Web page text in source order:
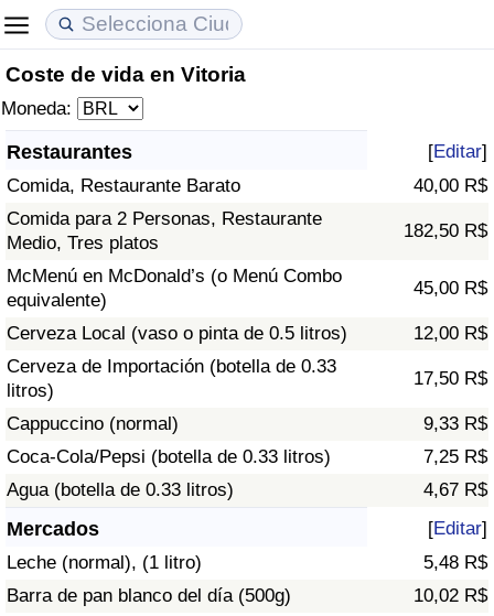
Coste de vida en Vitoria
Moneda:
Restaurantes [Editar]
Comida, Restaurante Barato
40,00 R$
Comida para 2 Personas, Restaurante
Medio, Tres platos
182,50 R$
McMenú en McDonald’s (o Menú Combo
equivalente)
45,00 R$
Cerveza Local (vaso o pinta de 0.5 litros)
12,00 R$
Cerveza de Importación (botella de 0.33
litros)
17,50 R$
Cappuccino (normal)
9,33 R$
Coca-Cola/Pepsi (botella de 0.33 litros)
7,25 R$
Agua (botella de 0.33 litros)
4,67 R$
Mercados [Editar]
Leche (normal), (1 litro)
5,48 R$
Barra de pan blanco del día (500g)
10,02 R$
Coste de vida
Índice de Costo de Vida
Índice de costo de vida por país
en aqaba
Precios de las propiedades
Índice de Precios de Inmuebles
Índice de Precios de Inmuebles por País
Calidad de Vida
Índice de Calidad de Vida (Actual)
Índice de calidad de vida por país
Delincuencia
Calificación del Índice de Criminalidad
(Actual)
Índice de Criminalidad
Índice de criminalidad por país
Sanidad